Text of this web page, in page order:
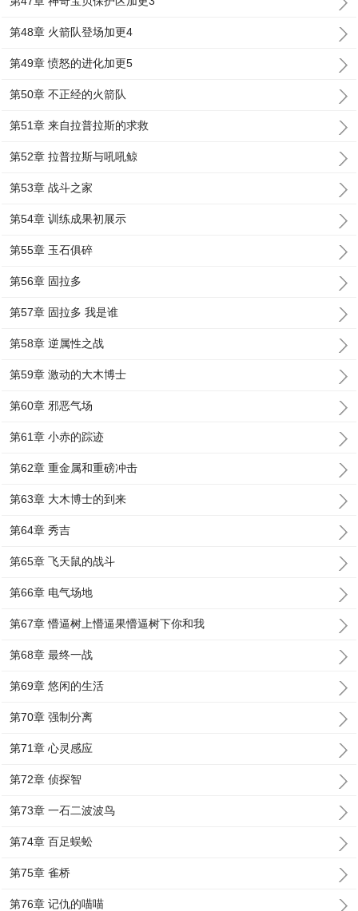
第48章 火箭队登场加更4
第49章 愤怒的进化加更5
第50章 不正经的火箭队
第51章 来自拉普拉斯的求救
第52章 拉普拉斯与吼吼鲸
第53章 战斗之家
第54章 训练成果初展示
第55章 玉石俱碎
第56章 固拉多
第57章 固拉多 我是谁
第58章 逆属性之战
第59章 激动的大木博士
第60章 邪恶气场
第61章 小赤的踪迹
第62章 重金属和重磅冲击
第63章 大木博士的到来
第64章 秀吉
第65章 飞天鼠的战斗
第66章 电气场地
第67章 懵逼树上懵逼果懵逼树下你和我
第68章 最终一战
第69章 悠闲的生活
第70章 强制分离
第71章 心灵感应
第72章 侦探智
第73章 一石二波波鸟
第74章 百足蜈蚣
第75章 雀桥
第76章 记仇的喵喵